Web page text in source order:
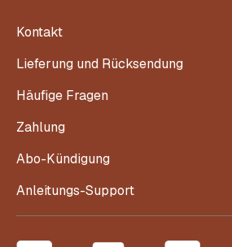
Kontakt
Lieferung und Rücksendung
Häufige Fragen
Zahlung
Abo-Kündigung
Anleitungs-Support